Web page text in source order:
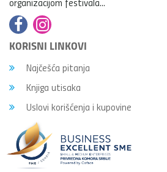
KORISNI LINKOVI
Najčešća pitanja
Knjiga utisaka
Uslovi korišćenja i kupovine